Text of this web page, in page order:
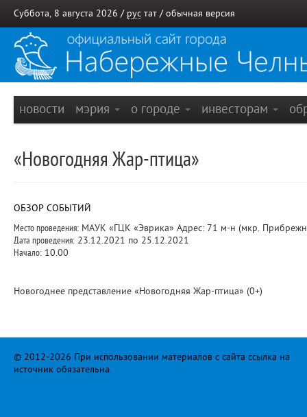
Суббота, 8 августа 2026 / рус тат / обычная версия
новости мэрия о городе инвесторам
«Новогодняя Жар-птица»
ОБЗОР СОБЫТИЙ
Место проведения: МАУК «ГЦК «Эврика» Адрес: 71 м-н (мкр.
Дата проведения: 23.12.2021 по 25.12.2021
Начало: 10.00
Новогоднее представление «Новогодняя Жар-птица» (0+)
© 2012-2026 При использовании материалов с сайта ссылка на
источник обязательна.